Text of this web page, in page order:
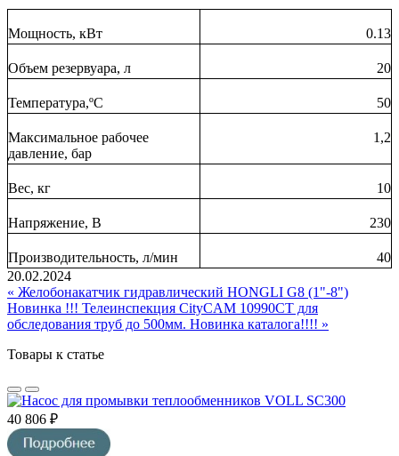
Мощность, кВт 0.13
Объем резервуара, л 20
Температура,ºC 50
Максимальное рабочее
давление, бар
1,2
Вес, кг 10
Напряжение, В 230
Производительность, л/мин
40
20.02.2024
« Желобонакатчик гидравлический HONGLI G8 (1"-8")
Новинка !!! Телеинспекция CityCAM 10990CТ для
обследования труб до 500мм. Новинка каталога!!!! »
Товары к статье
40 806 ₽